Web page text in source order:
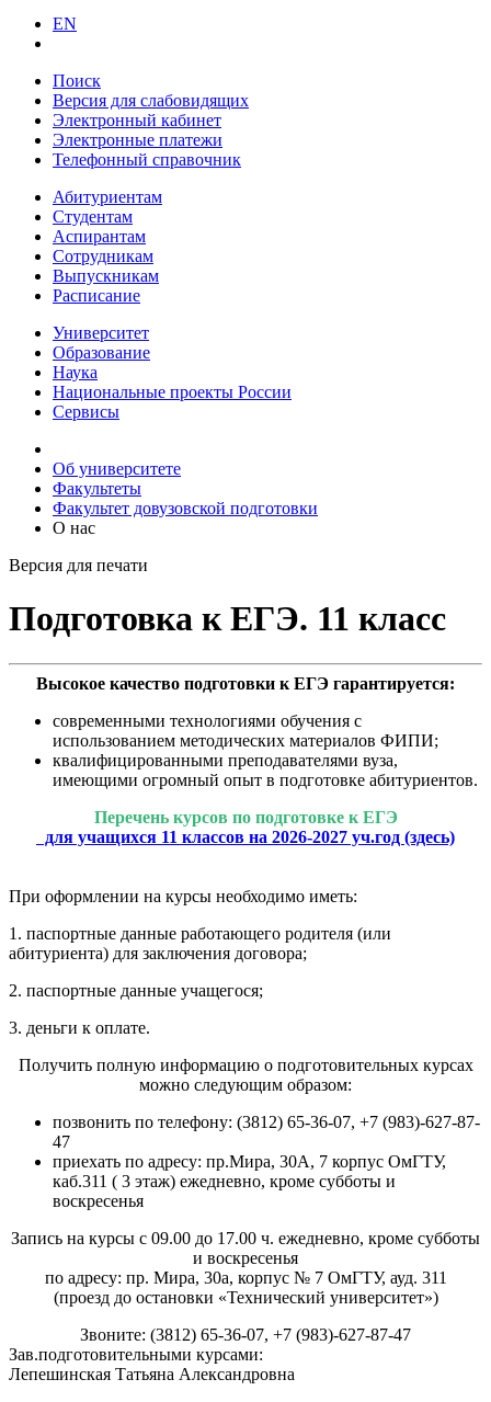
EN
Поиск
Версия для слабовидящих
Электронный кабинет
Электронные платежи
Телефонный справочник
Абитуриентам
Студентам
Аспирантам
Сотрудникам
Выпускникам
Расписание
Университет
Образование
Наука
Национальные проекты России
Сервисы
Об университете
Факультеты
Факультет довузовской подготовки
О нас
Версия для печати
Подготовка к ЕГЭ. 11 класс
Высокое качество подготовки к ЕГЭ гарантируется:
современными технологиями обучения с
использованием методических материалов ФИПИ;
квалифицированными преподавателями вуза,
имеющими огромный опыт в подготовке абитуриентов.
Перечень курсов по подготовке к ЕГЭ
для учащихся 11 классов на 2026-2027 уч.год (здесь)
При оформлении на курсы необходимо иметь:
1. паспортные данные работающего родителя (или
абитуриента) для заключения договора;
2. паспортные данные учащегося;
3. деньги к оплате.
Получить полную информацию о подготовительных курсах
можно следующим образом:
позвонить по телефону: (3812) 65-36-07, +7 (983)-627-87-
47
приехать по адресу: пр.Мира, 30А, 7 корпус ОмГТУ,
каб.311 ( 3 этаж) ежедневно, кроме субботы и
воскресенья
Запись на курсы с 09.00 до 17.00 ч. ежедневно, кроме субботы
и воскресенья
по адресу: пр. Мира, 30а, корпус № 7 ОмГТУ, ауд. 311
(проезд до остановки «Технический университет»)
Звоните: (3812) 65-36-07, +7 (983)-627-87-47
Зав.подготовительными курсами:
Лепешинская Татьяна Александровна